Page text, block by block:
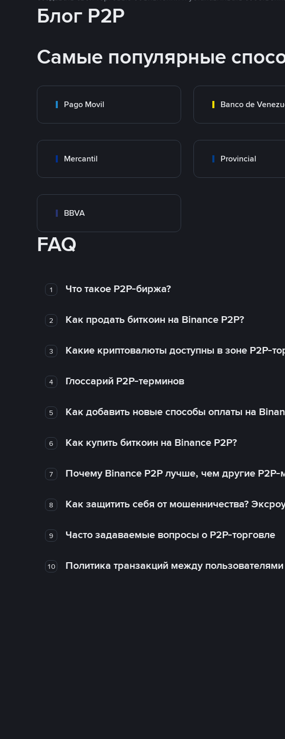
Блог P2P
Самые популярные
Pago Movil Banco de
Mercantil Provincial
BBVA
FAQ
1 Что такое P2P-биржа?
2 Как продать биткоин на Binance P2P?
3 Какие криптовалюты доступны в зоне P2P-
4 Глоссарий P2P-терминов
5 Как добавить новые способы оплаты на
6 Как купить биткоин на Binance P2P?
7 Почему Binance P2P лучше, чем другие P2P-
8 Как защитить себя от мошенничества?
9 Часто задаваемые вопросы о P2P-торговле
10 Политика транзакций между